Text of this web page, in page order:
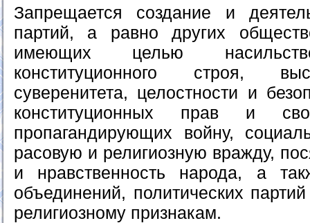
Запрещается создание и
партий, а равно других
имеющих целью
конституционного строя,
суверенитета, целостности и
конституционных прав и
пропагандирующих войну,
расовую и религиозную вражду,
и нравственность народа, а
объединений, политических
религиозному признакам.